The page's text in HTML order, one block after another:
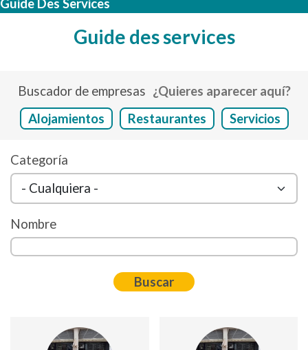
Guide Des Services
Guide des services
Buscador de empresas ¿Quieres aparecer aquí?
Alojamientos
Restaurantes Servicios
Categoría
Nombre